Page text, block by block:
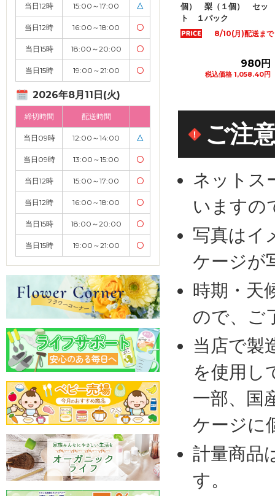
当日12時 15:00～17:00 △
当日12時 16:00～18:00 〇
当日15時 18:00～20:00 〇
当日15時 19:00～21:00 〇
2026年8月11日(火)
締切時間 配送時間
当日09時 12:00～14:00 △
当日09時 13:00～15:00 〇
当日12時 15:00～17:00 〇
当日12時 16:00～18:00 〇
当日15時 18:00～20:00 〇
当日15時 19:00～21:00 〇
居のもも ２Ｌサイズ
２個入 １パッ...
1,280円
税込価格 1,382.40円
カートに追加
個） 梨（１個） セッ
ト １パック
8/10(月)配送まで
税込価格 1,058.40円
梨 ２Ｌサイズ
入 １パック
税込価格
ご注
ネットス
いますの
写真はイ
ケージが
時期・天
ので、ご
当店で製
を使用し
一部、国
ケージに
計量商品
す。